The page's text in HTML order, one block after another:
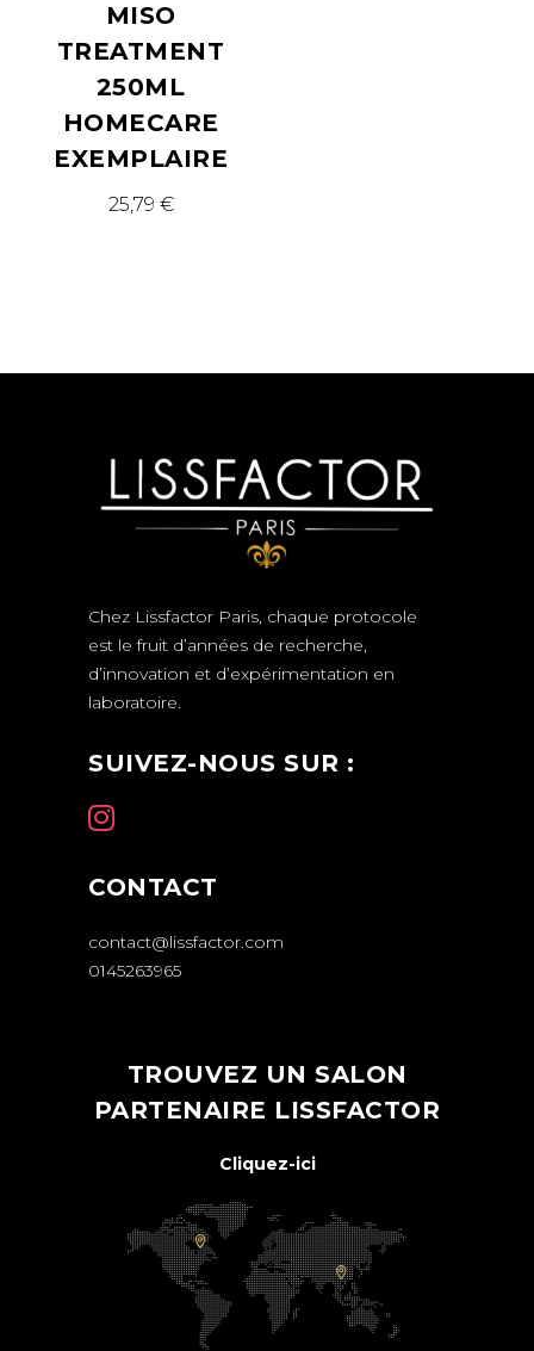
MISO
TREATMENT
250ML
HOMECARE
EXEMPLAIRE
25,79 €
Chez Lissfactor Paris, chaque protocole
est le fruit d’années de recherche,
d’innovation et d’expérimentation en
laboratoire.
SUIVEZ-NOUS SUR :
CONTACT
contact@lissfactor.com
0145263965
TROUVEZ UN SALON
PARTENAIRE LISSFACTOR
Cliquez-ici